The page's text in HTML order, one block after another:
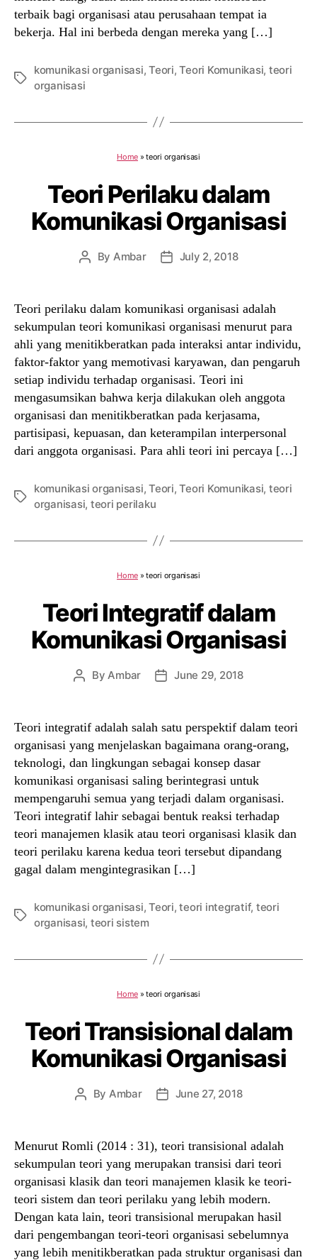
terbaik bagi organisasi atau perusahaan tempat ia
bekerja. Hal ini berbeda dengan mereka yang […]
Tags
komunikasi organisasi,Teori,Teori Komunikasi, teori
organisasi
Home »teori organisasi
Teori Perilaku dalam
Komunikasi Organisasi
Post
By Ambar
PostJuly 2, 2018
Teori perilaku dalam komunikasi organisasi adalah
sekumpulan teori komunikasi organisasi menurut para
ahli yang menitikberatkan pada interaksi antar individu,
faktor-faktor yang memotivasi karyawan, dan pengaruh
setiap individu terhadap organisasi. Teori ini
mengasumsikan bahwa kerja dilakukan oleh anggota
organisasi dan menitikberatkan pada kerjasama,
partisipasi, kepuasan, dan keterampilan interpersonal
dari anggota organisasi. Para ahli teori ini percaya […]
Tags
komunikasi organisasi,Teori,Teori Komunikasi, teori
organisasi, teori perilaku
Home »teori organisasi
Teori Integratif dalam
Komunikasi Organisasi
PostByAmbar
PostJune 29, 2018
Teori integratif adalah salah satu perspektif dalam teori
organisasi yang menjelaskan bagaimana orang-orang,
teknologi, dan lingkungan sebagai konsep dasar
komunikasi organisasi saling berintegrasi untuk
mempengaruhi semua yang terjadi dalam organisasi.
Teori integratif lahir sebagai bentuk reaksi terhadap
teori manajemen klasik atau teori organisasi klasik dan
teori perilaku karena kedua teori tersebut dipandang
gagal dalam mengintegrasikan […]
Tags
komunikasi organisasi,Teori,teori integratif, teori
organisasi, teori sistem
Home »teori organisasi
Teori Transisional dalam
Komunikasi Organisasi
Post
By Ambar
PostJune 27, 2018
Menurut Romli (2014 : 31), teori transisional adalah
sekumpulan teori yang merupakan transisi dari teori
organisasi klasik dan teori manajemen klasik ke teori-
teori sistem dan teori perilaku yang lebih modern.
Dengan kata lain, teori transisional merupakan hasil
dari pengembangan teori-teori organisasi sebelumnya
yang lebih menitikberatkan pada struktur organisasi dan